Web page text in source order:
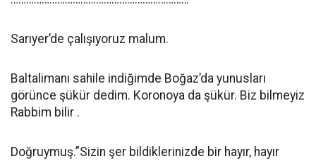
Sarıyer’de çalışıyoruz malum.
Baltalimanı sahile indiğimde Boğaz’da yunusları
görünce şükür dedim. Koronoya da şükür. Biz bilmeyiz
Rabbim bilir .
Doğruymuş.”Sizin şer bildiklerinizde bir hayır, hayır